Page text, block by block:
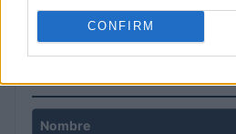
CONFIRM
Lucía Herrera · 5 Ago 2026
COTIZACIONES CRYPTO
Nombre